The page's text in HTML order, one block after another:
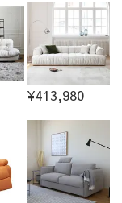
¥413,980